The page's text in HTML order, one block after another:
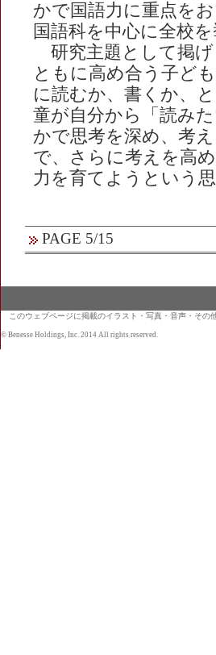
かで国語力に重点を
国語科を中心に全校
研究主題として掲
ともに高め合う子ど
に読むか、書くか、
童が自分から「読み
かで思考を深め、考
で、さらに考えを高
力を育てようという
PAGE 5/15
このウェブページに掲載のイラスト・写真・音声・その
© Benesse Holdings, Inc. 2014 All rights reserved.